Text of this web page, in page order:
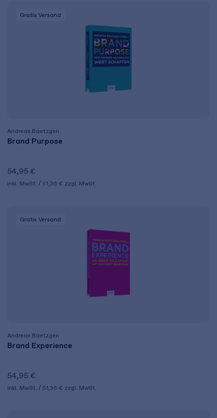
Gratis Versand
Andreas Baetzgen
Brand Purpose
54,95 €
inkl. MwSt. 51,36 € zzgl. MwSt.
Gratis Versand
Andreas Baetzgen
Brand Experience
54,95 €
inkl. MwSt. 51,36 € zzgl. MwSt.